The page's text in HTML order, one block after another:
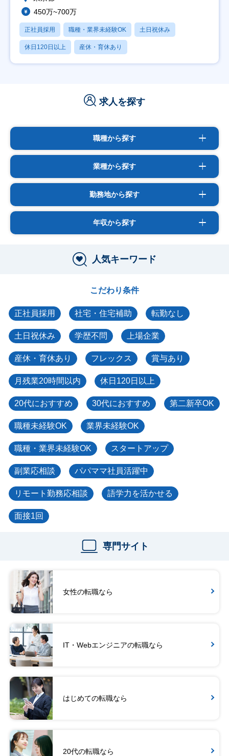
450万~700万
正社員採用 職種・業界未経験OK 土日祝休み
休日120日以上 産休・育休あり
求人を探す
職種から探す
業種から探す
勤務地から探す
年収から探す
人気キーワード
こだわり条件
正社員採用 社宅・住宅補助 転勤なし
土日祝休み 学歴不問 上場企業
産休・育休あり フレックス 賞与あり
月残業20時間以内 休日120日以上
20代におすすめ 30代におすすめ 第二新卒OK
職種未経験OK 業界未経験OK
職種・業界未経験OK スタートアップ
副業応相談 パパママ社員活躍中
リモート勤務応相談 語学力を活かせる
面接1回
専門サイト
女性の転職なら
IT・Webエンジニアの転職なら
はじめての転職なら
20代の転職なら